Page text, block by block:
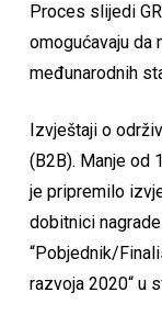
Proces slijedi
omogućavaju da
međunarodnih
Izvještaji o
(B2B). Manje od
je pripremilo
dobitnici
“Pobjednik/
razvoja 2020“ u